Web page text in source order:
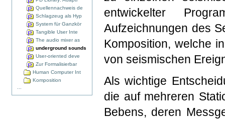
Quellennachweis de
Schlagzeug als Hyp
System für Ganzkör
Tangible User Inte
The audio mixer as
underground sounds
User-oriented deve
Zur Formalisierbar
Human Computer Int
Komposition
entwickelter
Aufzeichnungen des
Komposition, welche
von seismischen
Als wichtige
die auf mehreren
Bebens, deren